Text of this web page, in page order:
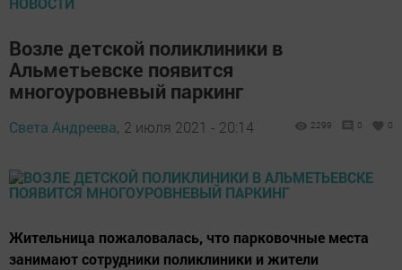
Возле детской поликлиники в
Альметьевске появится
многоуровневый паркинг
Света Андреева, 2 июля 2021 - 20:14 2299 0 0
Жительница пожаловалась, что парковочные места
занимают сотрудники поликлиники и жители